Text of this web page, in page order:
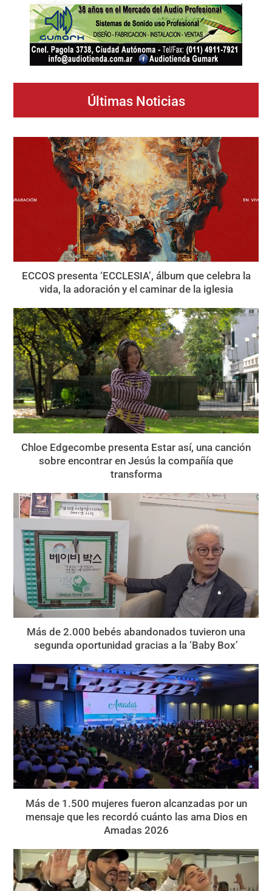
Últimas Noticias
ECCOS presenta ‘ECCLESIA’, álbum que celebra la
vida, la adoración y el caminar de la iglesia
Chloe Edgecombe presenta Estar así, una canción
sobre encontrar en Jesús la compañía que
transforma
Más de 2.000 bebés abandonados tuvieron una
segunda oportunidad gracias a la ‘Baby Box’
Más de 1.500 mujeres fueron alcanzadas por un
mensaje que les recordó cuánto las ama Dios en
Amadas 2026